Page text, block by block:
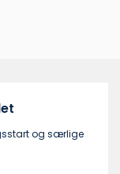
og særlige